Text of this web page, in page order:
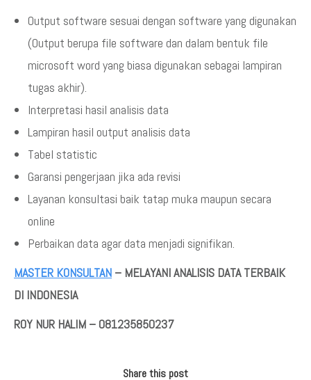
Output software sesuai dengan software yang digunakan
(Output berupa file software dan dalam bentuk file
microsoft word yang biasa digunakan sebagai lampiran
tugas akhir).
Interpretasi hasil analisis data
Lampiran hasil output analisis data
Tabel statistic
Garansi pengerjaan jika ada revisi
Layanan konsultasi baik tatap muka maupun secara
online
Perbaikan data agar data menjadi signifikan.
MASTER KONSULTAN – MELAYANI ANALISIS DATA TERBAIK
DI INDONESIA
ROY NUR HALIM – 081235850237
Share this post